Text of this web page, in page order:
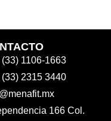
1106-1663
(33) 2315 3440
166 Col.